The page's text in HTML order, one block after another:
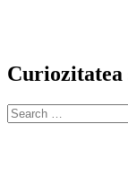
Curiozitatea
Search
for: